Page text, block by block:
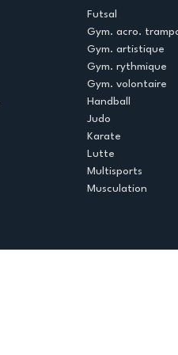
Futsal
Gym. acro.
Gym. artistique
Gym. rythmique
Gym. volontaire
Handball
Judo
Karate
Lutte
Multisports
Musculation